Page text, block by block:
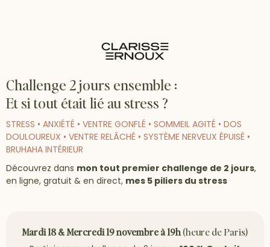
Challenge 2 jours ensemble :
Et si tout était lié au stress ?
STRESS • ANXIÉTÉ • VENTRE GONFLÉ • SOMMEIL AGITÉ • DOS
DOULOUREUX • VENTRE RELÂCHÉ • SYSTÈME NERVEUX ÉPUISÉ •
BRUHAHA INTÉRIEUR
Découvrez dans mon tout premier challenge de 2 jours,
en ligne, gratuit & en direct, mes 5 piliers du stress
Mardi 18 & Mercredi 19 novembre à 19h(heure de Paris)